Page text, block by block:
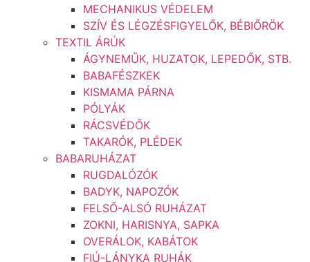
MECHANIKUS VÉDELEM
SZÍV ÉS LÉGZÉSFIGYELŐK, BÉBIŐRÖK
TEXTIL ÁRÚK
ÁGYNEMŰK, HUZATOK, LEPEDŐK, STB.
BABAFÉSZKEK
KISMAMA PÁRNA
PÓLYÁK
RÁCSVÉDŐK
TAKARÓK, PLÉDEK
BABARUHÁZAT
RUGDALÓZÓK
BADYK, NAPOZÓK
FELSŐ-ALSÓ RUHÁZAT
ZOKNI, HARISNYA, SAPKA
OVERÁLOK, KABÁTOK
FIÚ-LÁNYKA RUHÁK